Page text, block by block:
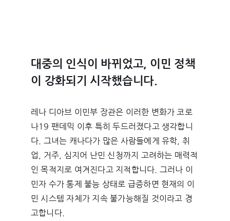
대중의 인식이 바뀌었고, 이민 정책
이 강화되기 시작했습니다.
레나 디아브 이민부 장관은 이러한 변화가 코로
나19 팬데믹 이후 특히 두드러졌다고 생각합니
다. 그녀는 캐나다가 많은 사람들에게 유학, 취
업, 거주, 심지어 난민 신청까지 고려하는 매력적
인 목적지로 여겨진다고 지적합니다. 그러나 이
민자 수가 통제 불능 상태로 급증하면 현재의 이
민 시스템 자체가 지속 불가능해질 것이라고 경
고합니다.